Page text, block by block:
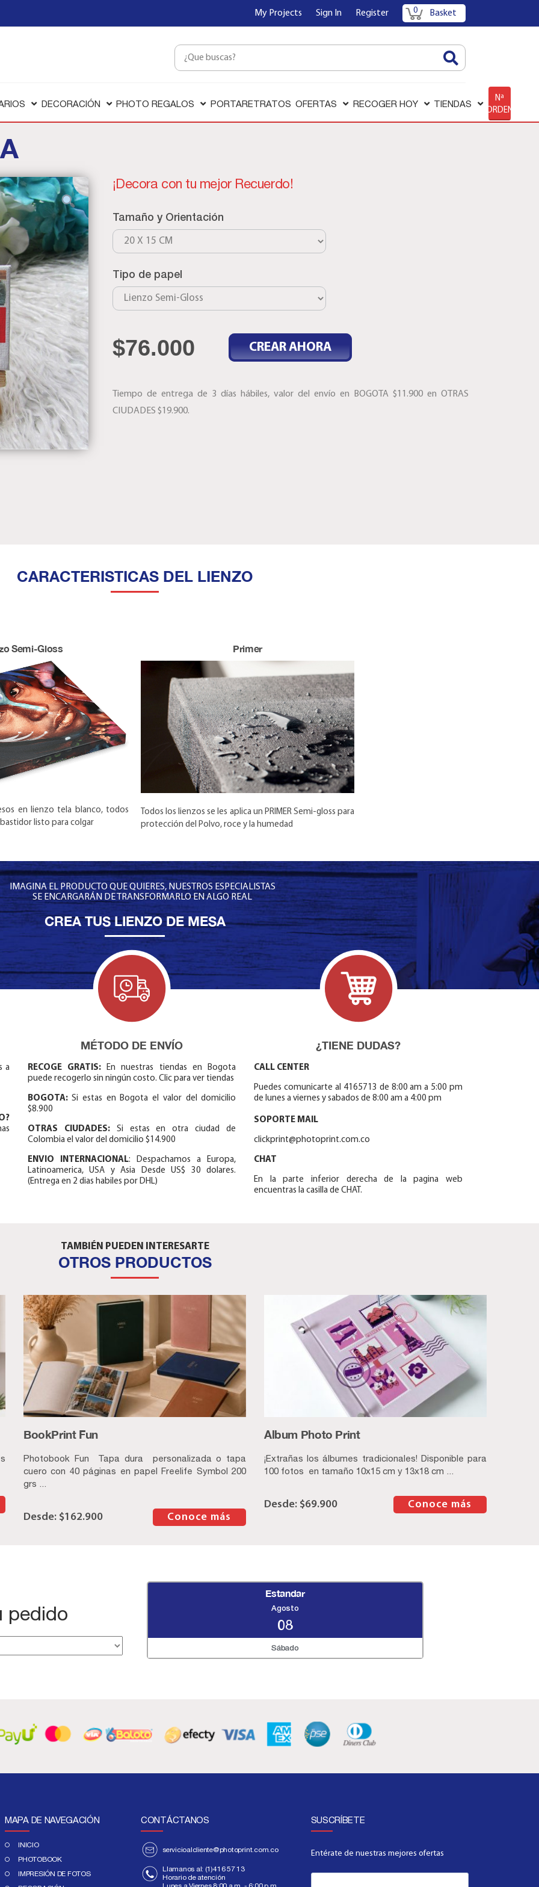
My Projects Sign In Register 0 Basket
DECORACIÓN PHOTO REGALOS PORTARETRATOS OFERTAS RECOGER HOY TIENDAS
Nª
ORDEN
¡Decora con tu mejor Recuerdo!
Tamaño y Orientación
Tipo de papel
$76.000 CREAR AHORA
Tiempo de entrega de 3 días hábiles, valor del envío en BOGOTA $11.900 en OTRAS
CIUDADES $19.900.
CARACTERISTICAS DEL LIENZO
Semi-Gloss
en lienzo tela blanco, todos
listo para colgar
Primer
Todos los lienzos se les aplica un PRIMER Semi-gloss para
protección del Polvo, roce y la humedad
IMAGINA EL PRODUCTO QUE QUIERES, NUESTROS ESPECIALISTAS
SE ENCARGARÁN DE TRANSFORMARLO EN ALGO REAL
CREA TUS LIENZO DE MESA
a
MÉTODO DE ENVÍO
RECOGE GRATIS:En nuestras tiendas en Bogota
puede recogerlo sin ningún costo. Clic para ver tiendas
BOGOTA:Si estas en Bogota el valor del domicilio
$8.900
OTRAS CIUDADES:Si estas en otra ciudad de
Colombia el valor del domicilio $14.900
ENVIO INTERNACIONAL: Despachamos a Europa,
Latinoamerica, USA y Asia Desde US$ 30 dolares.
(Entrega en 2 dias habiles por DHL)
¿TIENE DUDAS?
CALL CENTER
Puedes comunicarte al 4165713 de 8:00 am a 5:00 pm
de lunes a viernes y sabados de 8:00 am a 4:00 pm
SOPORTE MAIL
clickprint@photoprint.com.co
CHAT
En la parte inferior derecha de la pagina web
encuentras la casilla de CHAT.
TAMBIÉN PUEDEN INTERESARTE
OTROS PRODUCTOS
BookPrint Fun
Photobook Fun Tapa dura personalizada o tapa
cuero con 40 páginas en papel Freelife Symbol 200
grs ...
$162.900 Conoce más
Album Photo Print
¡Extrañas los álbumes tradicionales! Disponible para
100 fotos en tamaño 10x15 cm y 13x18 cm ...
$69.900 Conoce más
Estandar
Agosto
08
Sábado
MAPA DE NAVEGACIÓN
INICIO
PHOTOBOOK
IMPRESIÓN DE FOTOS
CONTÁCTANOS
servicioalcliente@photoprint.com.co
Llamanos al: (1)416 57 13
Horario de atención
SUSCRÍBETE
Entérate de nuestras mejores ofertas